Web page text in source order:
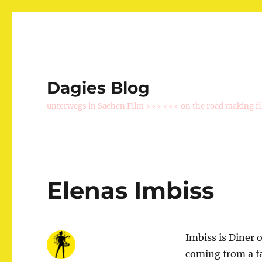
Dagies Blog
unterwegs in Sachen Film >>> <<< on the road making
Elenas Imbiss
Imbiss is Diner
coming from a